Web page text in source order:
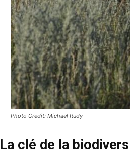
Photo Credit: Michael Rudy
La clé de la